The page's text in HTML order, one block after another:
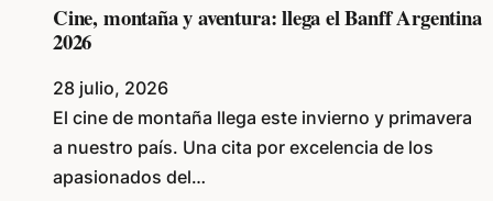
Cine, montaña y aventura: llega el Banff Argentina
2026
28 julio, 2026
El cine de montaña llega este invierno y primavera
a nuestro país. Una cita por excelencia de los
apasionados del…